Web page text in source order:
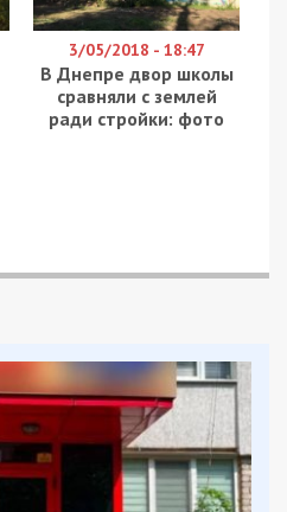
3/05/2018 - 18:47
В Днепре двор школы
сравняли с землей
ради стройки: фото